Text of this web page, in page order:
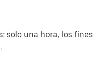
solo una hora, los fines